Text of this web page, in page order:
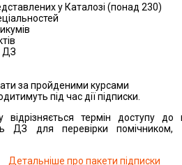
у Каталозі (понад 230)
ДЗ
за пройденими курсами
під час дії підписки.
термін доступу до
ДЗ для перевірки помічником,
Детальніше про пакети підписки